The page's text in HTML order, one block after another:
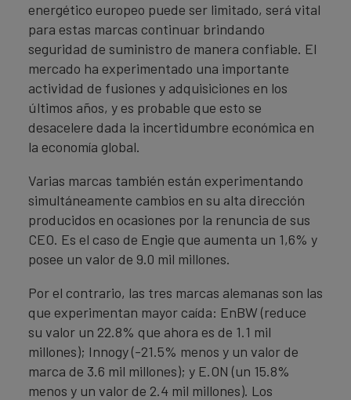
energético europeo puede ser limitado, será vital
para estas marcas continuar brindando
seguridad de suministro de manera confiable. El
mercado ha experimentado una importante
actividad de fusiones y adquisiciones en los
últimos años, y es probable que esto se
desacelere dada la incertidumbre económica en
la economía global.
Varias marcas también están experimentando
simultáneamente cambios en su alta dirección
producidos en ocasiones por la renuncia de sus
CEO. Es el caso de Engie que aumenta un 1,6% y
posee un valor de 9.0 mil millones.
Por el contrario, las tres marcas alemanas son las
que experimentan mayor caída: EnBW (reduce
su valor un 22.8% que ahora es de 1.1 mil
millones); Innogy (-21.5% menos y un valor de
marca de 3.6 mil millones); y E.ON (un 15.8%
menos y un valor de 2.4 mil millones). Los